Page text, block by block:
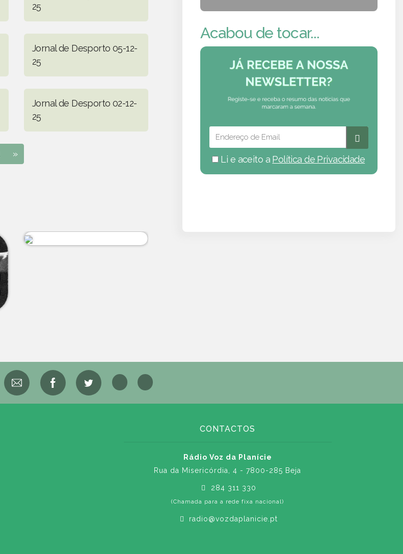
25
Jornal de Desporto 05-12-
25
Jornal de Desporto 02-12-
25
»
Acabou de tocar...
Li e aceito a Política de Privacidade
CONTACTOS
Rádio Voz da Planície
Rua da Misericórdia, 4 - 7800-285 Beja
284 311 330
(Chamada para a rede fixa nacional)
radio@vozdaplanicie.pt